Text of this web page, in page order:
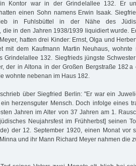
Kontor war in der Grindelallee 132. Er
einen Sohn namens Erwin Isaak.
in Fuhlsbüttel in der Nähe des
die in den Jahren 1938/1939 liquidiert wurde.
hatten drei Kinder: Ernst, Olga und
mit dem Kaufmann Martin Neuhaus,
Grindelallee 132. Siegfrieds jüngste
der in Altona in der Großen Bergstraße 182 a
wohnte nebenan im Haus 182.
über Siegfried Berlin: "Er war ein
herzensguter Mensch. Doch infolge eines
Jahren im Alter von 37 Jahren am 1.
Neujahrsfest im Frühherbst] seinen
der 12. September 1920, einen Monat vor
und ihr Mann Richard Meyer nahmen die